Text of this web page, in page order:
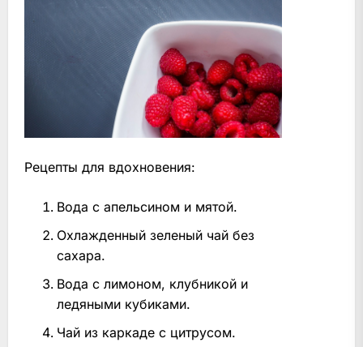
Рецепты для вдохновения:
Вода с апельсином и мятой.
Охлажденный зеленый чай без
сахара.
Вода с лимоном, клубникой и
ледяными кубиками.
Чай из каркаде с цитрусом.